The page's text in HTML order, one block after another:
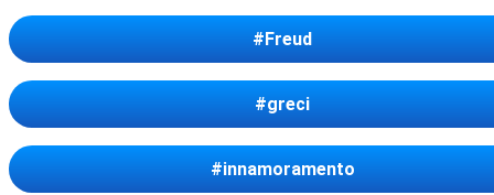
#Freud
#greci
#innamoramento